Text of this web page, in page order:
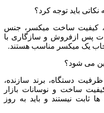
کیفیت ساخت میکسر، جنس
پس‌ ازفروش و سازگاری با
یک میکسر مناسب هستند.
دستگاه، برند سازنده،
ساخت و نوسانات بازار
ثابت نیستند و باید به‌ روز